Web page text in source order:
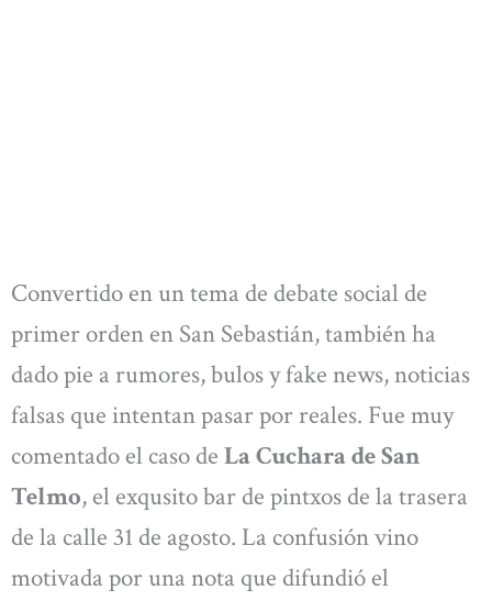
Convertido en un tema de debate social de
primer orden en San Sebastián, también ha
dado pie a rumores, bulos y fake news, noticias
falsas que intentan pasar por reales. Fue muy
comentado el caso de La Cuchara de San
Telmo, el exqusito bar de pintxos de la trasera
de la calle 31 de agosto. La confusión vino
motivada por una nota que difundió el